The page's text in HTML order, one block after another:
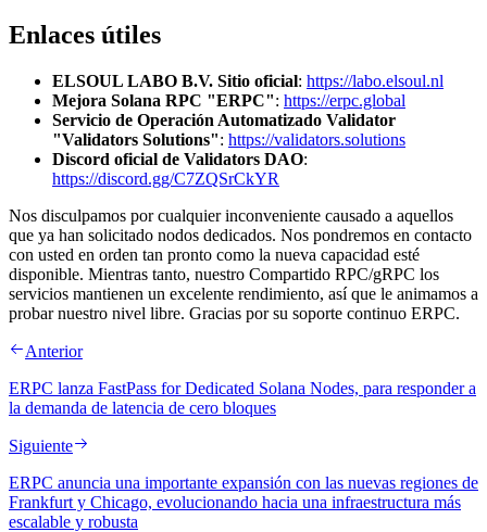
Enlaces útiles
ELSOUL LABO B.V. Sitio oficial: https://labo.elsoul.nl
Mejora Solana RPC "ERPC": https://erpc.global
Servicio de Operación Automatizado Validator
"Validators Solutions": https://validators.solutions
Discord oficial de Validators DAO:
https://discord.gg/C7ZQSrCkYR
Nos disculpamos por cualquier inconveniente causado a aquellos
que ya han solicitado nodos dedicados. Nos pondremos en contacto
con usted en orden tan pronto como la nueva capacidad esté
disponible. Mientras tanto, nuestro Compartido RPC/gRPC los
servicios mantienen un excelente rendimiento, así que le animamos a
probar nuestro nivel libre. Gracias por su soporte continuo ERPC.
Anterior
ERPC lanza FastPass for Dedicated Solana Nodes, para responder a
la demanda de latencia de cero bloques
Siguiente
ERPC anuncia una importante expansión con las nuevas regiones de
Frankfurt y Chicago, evolucionando hacia una infraestructura más
escalable y robusta